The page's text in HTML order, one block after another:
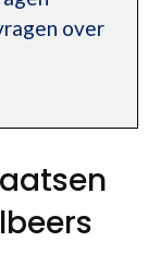
over